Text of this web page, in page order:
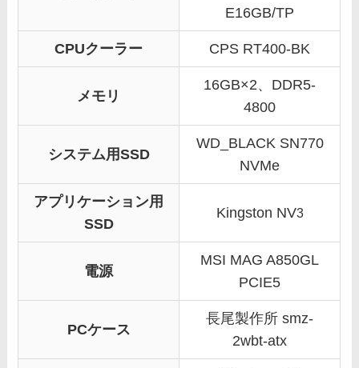
E16GB/TP
CPUクーラー CPS RT400-BK
メモリ
16GB×2、DDR5-
4800
システム用SSD
WD_BLACK SN770
NVMe
アプリケーション用
SSD
Kingston NV3
電源
MSI MAG A850GL
PCIE5
PCケース
長尾製作所 smz-
2wbt-atx